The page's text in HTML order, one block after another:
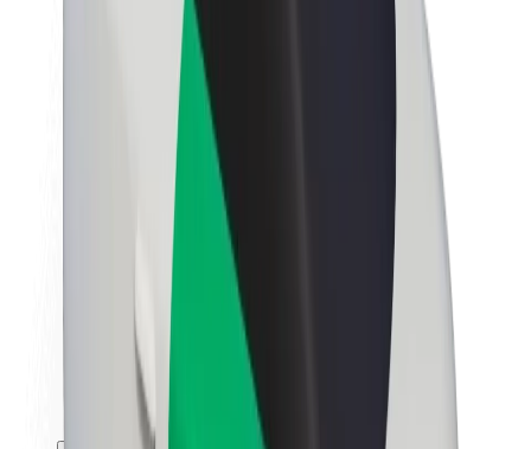
Sustenabilitatea la Bolt
Proiectul Zero
Centrul de presă
Manual de brand
Relații cu investitorii
Conducere
Brand
Presă
Fondul Urban